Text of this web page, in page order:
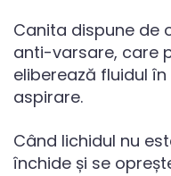
Canita dispune de
anti-varsare, care
eliberează fluidul
aspirare.
Când lichidul nu
închide și se